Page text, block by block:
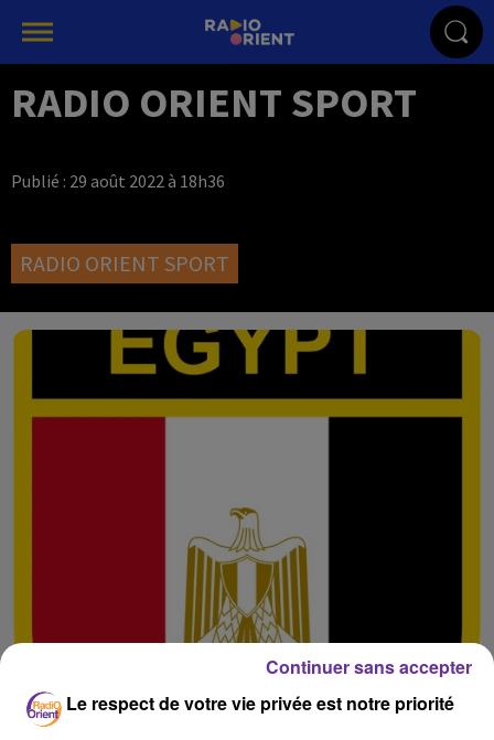
RADIO ORIENT SPORT
Publié : 29 août 2022 à 18h36
RADIO ORIENT SPORT
Le respect de votre vie privée est notre priorité
Continuer sans accepter